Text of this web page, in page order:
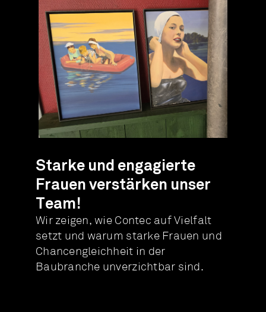
Starke und engagierte
Frauen verstärken unser
Team!
Wir zeigen, wie Contec auf Vielfalt
setzt und warum starke Frauen und
Chancengleichheit in der
Baubranche unverzichtbar sind.